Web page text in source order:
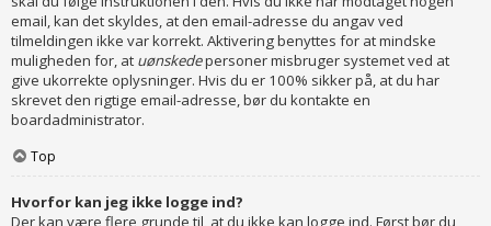
email, kan det skyldes, at den email-adresse du angav ved
tilmeldingen ikke var korrekt. Aktivering benyttes for at mindske
muligheden for, at uønskedepersoner misbruger systemet ved at
give ukorrekte oplysninger. Hvis du er 100% sikker på, at du har
skrevet den rigtige email-adresse, bør du kontakte en
boardadministrator.
Top
Hvorfor kan jeg ikke logge ind?
Der kan være flere grunde til, at du ikke kan logge ind. Først bør du